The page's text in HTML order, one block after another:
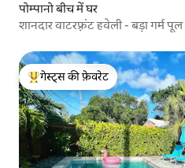
पोम्पानो बीच में घर
शानदार वाटरफ़्रंट हवेली - बड़ा गर्म पूल
गेस्ट्स का टॉप फ़ेवरेट
गेस्ट्स की फ़ेवरेट